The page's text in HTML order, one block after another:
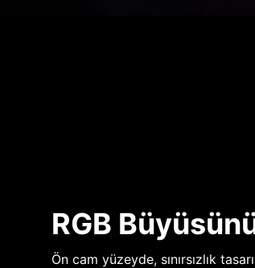
RGB
Ön cam yüzeyde, sınırsızlık